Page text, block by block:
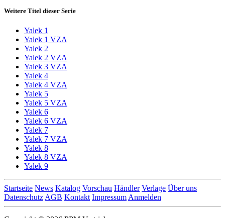
Weitere Titel dieser Serie
Yalek 1
Yalek 1 VZA
Yalek 2
Yalek 2 VZA
Yalek 3 VZA
Yalek 4
Yalek 4 VZA
Yalek 5
Yalek 5 VZA
Yalek 6
Yalek 6 VZA
Yalek 7
Yalek 7 VZA
Yalek 8
Yalek 8 VZA
Yalek 9
Startseite News Katalog Vorschau Händler Verlage Über uns
Datenschutz AGB Kontakt Impressum Anmelden